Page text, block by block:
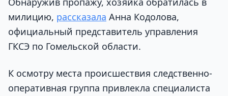
милицию, рассказала Анна Кодолова,
официальный представитель управления
ГКСЭ по Гомельской области.
К осмотру места происшествия следственно-
оперативная группа привлекла специалиста